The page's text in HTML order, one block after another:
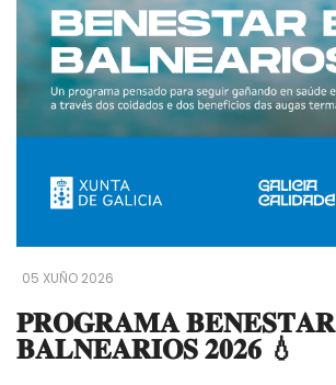
05 XUÑO 2026
𝐏𝐑𝐎𝐆𝐑𝐀𝐌𝐀 𝐁𝐄𝐍𝐄𝐒𝐓𝐀𝐑
𝐁𝐀𝐋𝐍𝐄𝐀𝐑𝐈𝐎𝐒 𝟐𝟎𝟐𝟔 💧